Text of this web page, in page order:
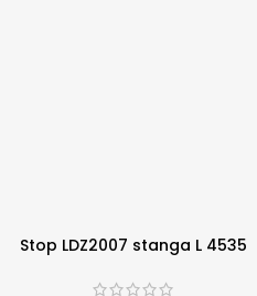
Stop LDZ2007 stanga L 4535